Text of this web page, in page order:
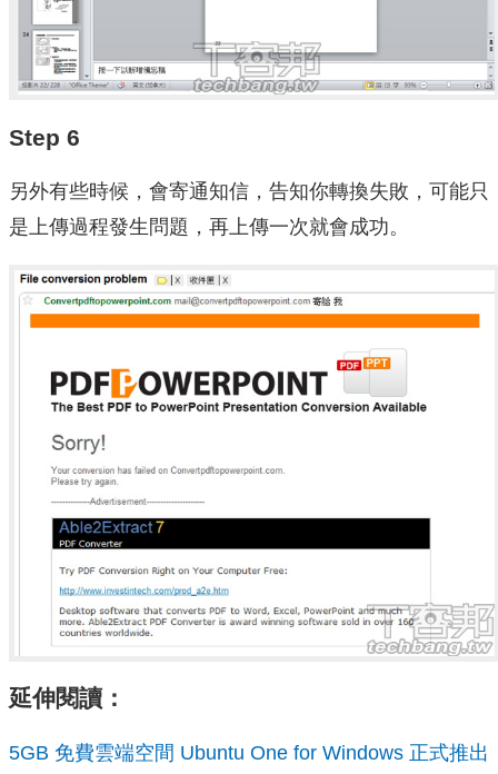
Step 6
另外有些時候，會寄通知信，告知你轉換失敗，可能只
是上傳過程發生問題，再上傳一次就會成功。
延伸閱讀：
5GB 免費雲端空間 Ubuntu One for Windows 正式推出